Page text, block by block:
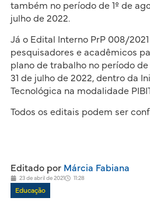
também no período de 1º de
julho de 2022.
Já o Edital Interno PrP 008/
pesquisadores e acadêmicos
plano de trabalho no período de
31 de julho de 2022, dentro da
Tecnológica na modalidade
Todos os editais podem ser
Editado porMárcia Fabiana
23 de abril de 2021 11:28
Educação